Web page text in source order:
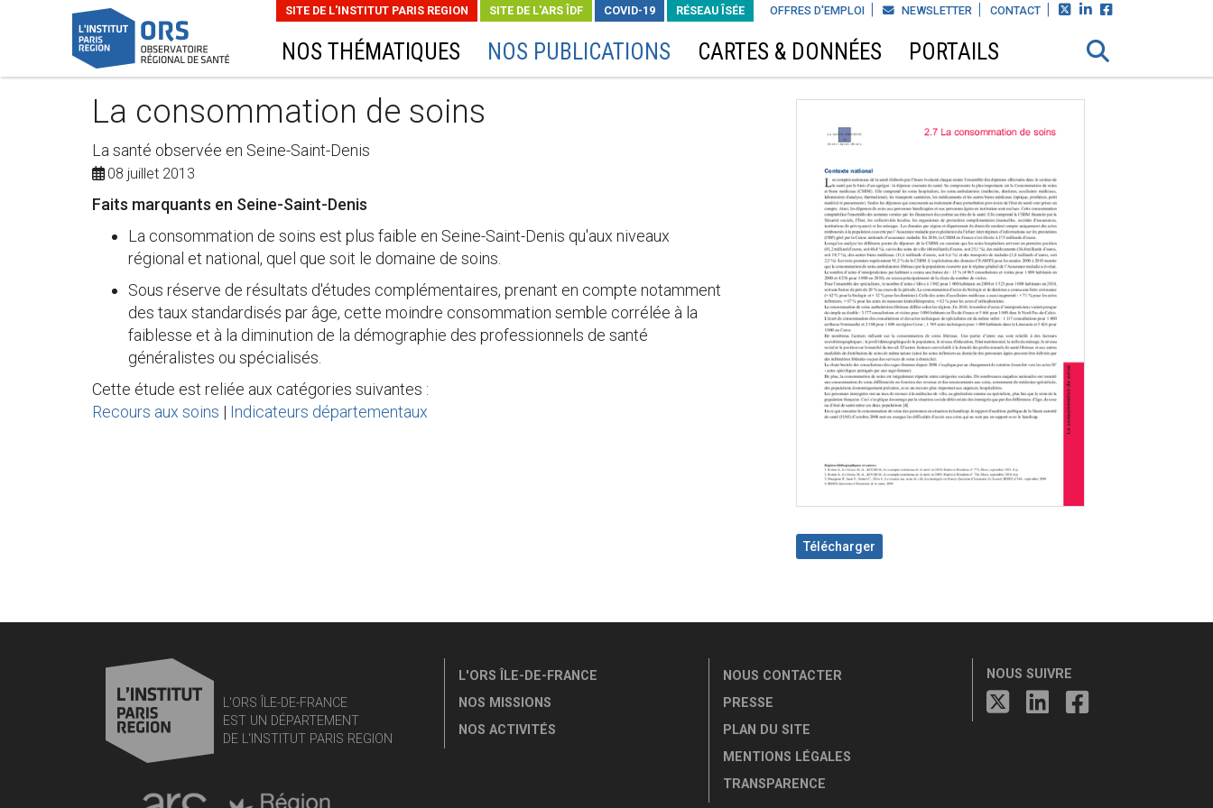
OFFRES D'EMPLOI NEWSLETTER CONTACT   
SITE DE L'INSTITUT PARIS REGION SITE DE L'ARS ÎDF COVID-19 RÉSEAU ÎSÉE
NOS THÉMATIQUES NOS PUBLICATIONS CARTES & DONNÉES PORTAILS
La consommation de soins
La santé observée en Seine-Saint-Denis
08 juillet 2013
Faits marquants en Seine-Saint-Denis
La consommation de soins est plus faible en Seine-Saint-Denis qu'aux niveaux
régional et national, quel que soit le domaine de soins.
Sous réserve de résultats d'études complémentaires, prenant en compte notamment
des taux standardisés par âge, cette moindre consommation semble corrélée à la
faiblesse et à la diminution de la démographie des professionnels de santé
généralistes ou spécialisés.
Cette étude est reliée aux catégories suivantes :
Recours aux soins | Indicateurs départementaux
Télécharger
L'ORS ÎLE-DE-FRANCE
EST UN DÉPARTEMENT
DE L'INSTITUT PARIS REGION
L'ORS ÎLE-DE-FRANCE
NOS MISSIONS
NOS ACTIVITÉS
NOUS CONTACTER
PRESSE
PLAN DU SITE
MENTIONS LÉGALES
TRANSPARENCE
NOUS SUIVRE